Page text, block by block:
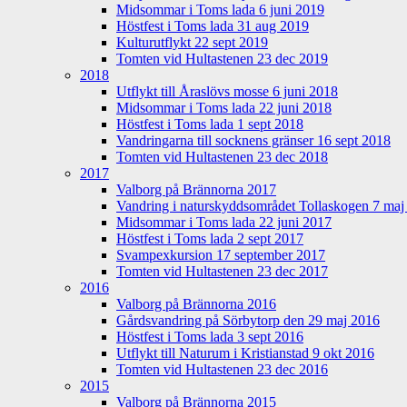
Midsommar i Toms lada 6 juni 2019
Höstfest i Toms lada 31 aug 2019
Kulturutflykt 22 sept 2019
Tomten vid Hultastenen 23 dec 2019
2018
Utflykt till Åraslövs mosse 6 juni 2018
Midsommar i Toms lada 22 juni 2018
Höstfest i Toms lada 1 sept 2018
Vandringarna till socknens gränser 16 sept 2018
Tomten vid Hultastenen 23 dec 2018
2017
Valborg på Brännorna 2017
Vandring i naturskyddsområdet Tollaskogen 7
Midsommar i Toms lada 22 juni 2017
Höstfest i Toms lada 2 sept 2017
Svampexkursion 17 september 2017
Tomten vid Hultastenen 23 dec 2017
2016
Valborg på Brännorna 2016
Gårdsvandring på Sörbytorp den 29 maj 2016
Höstfest i Toms lada 3 sept 2016
Utflykt till Naturum i Kristianstad 9 okt 2016
Tomten vid Hultastenen 23 dec 2016
2015
Valborg på Brännorna 2015